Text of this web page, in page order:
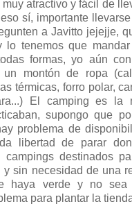
atractivo y fácil de
sí, importante
a Javitto jejejje,
lo tenemos que
formas, yo aún
un montón de ropa
térmicas, forro polar,
El camping es la
supongo que
problema de
libertad de parar
campings destinados
y sin necesidad de una
haya verde y no sea
para plantar la